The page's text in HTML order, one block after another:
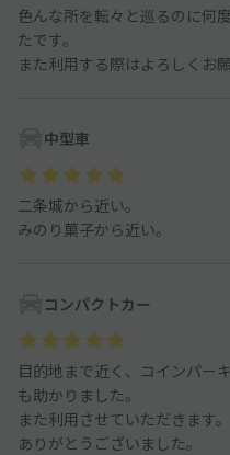
色んな所を転々と巡るのに何
たです。
また利用する際はよろしくお
中型車
二条城から近い。
みのり菓子から近い。
コンパクトカー
目的地まで近く、コインパー
も助かりました。
また利用させていただきます。
ありがとうございました。